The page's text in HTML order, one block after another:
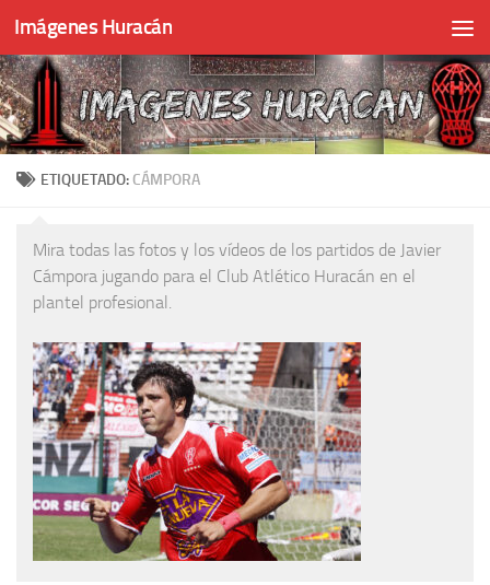
Skip to content
Imágenes Huracán
ETIQUETADO: CÁMPORA
Mira todas las fotos y los vídeos de los partidos de Javier
Cámpora jugando para el Club Atlético Huracán en el
plantel profesional.